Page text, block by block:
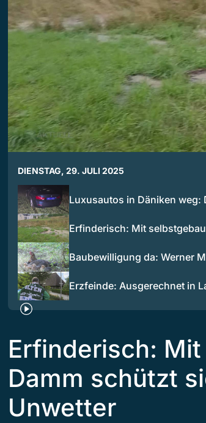
DIENSTAG, 29. JULI 2025
Luxusautos in Däniken weg:
Erfinderisch: Mit
Baubewilligung da: Werner
Erzfeinde: Ausgerechnet in
Erfinderisch:
Damm schützt
Unwetter